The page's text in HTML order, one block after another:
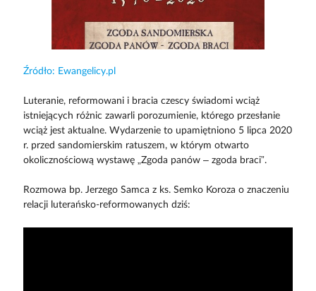
Źródło: Ewangelicy.pl
Luteranie, reformowani i bracia czescy świadomi wciąż
istniejących różnic zawarli porozumienie, którego przesłanie
wciąż jest aktualne. Wydarzenie to upamiętniono 5 lipca 2020
r. przed sandomierskim ratuszem, w którym otwarto
okolicznościową wystawę „Zgoda panów – zgoda braci”.
Rozmowa bp. Jerzego Samca z ks. Semko Koroza o znaczeniu
relacji luterańsko-reformowanych dziś: